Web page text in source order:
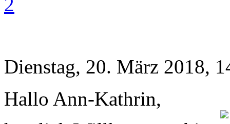
Dienstag, 20. März 2018,
Hallo Ann-Kathrin,